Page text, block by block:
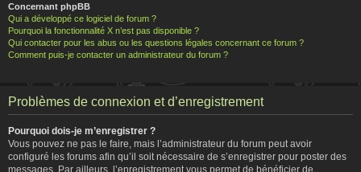
Concernant phpBB
Qui a développé ce logiciel de forum ?
Pourquoi la fonctionnalité X n’est pas disponible ?
Qui contacter pour les abus ou les questions légales concernant ce forum ?
Comment puis-je contacter un administrateur du forum ?
Problèmes de connexion et d’enregistrement
Pourquoi dois-je m’enregistrer ?
Vous pouvez ne pas le faire, mais l’administrateur du forum peut avoir
configuré les forums afin qu’il soit nécessaire de s’enregistrer pour poster des
messages. Par ailleurs, l’enregistrement vous permet de bénéficier de